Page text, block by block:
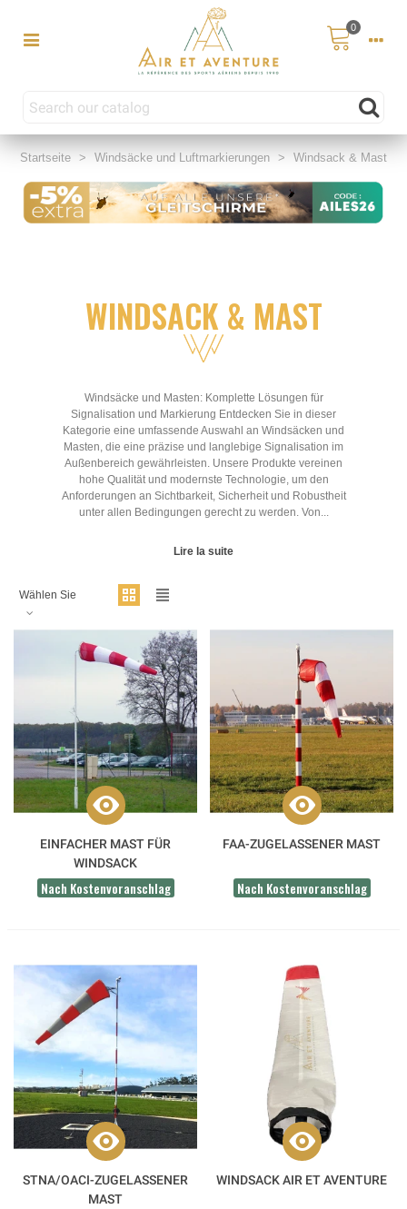
0
Startseite > Windsäcke und Luftmarkierungen > Windsack & Mast
WINDSACK & MAST
Windsäcke und Masten: Komplette Lösungen für
Signalisation und Markierung Entdecken Sie in dieser
Kategorie eine umfassende Auswahl an Windsäcken und
Masten, die eine präzise und langlebige Signalisation im
Außenbereich gewährleisten. Unsere Produkte vereinen
hohe Qualität und modernste Technologie, um den
Anforderungen an Sichtbarkeit, Sicherheit und Robustheit
unter allen Bedingungen gerecht zu werden. Von...
Lire la suite
Wählen Sie
EINFACHER MAST FÜR
WINDSACK
Nach Kostenvoranschlag
FAA-ZUGELASSENER MAST
Nach Kostenvoranschlag
STNA/OACI-ZUGELASSENER
MAST
WINDSACK AIR ET AVENTURE